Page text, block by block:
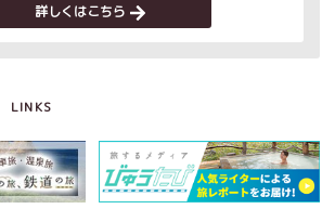
詳しくはこちら
LINKS